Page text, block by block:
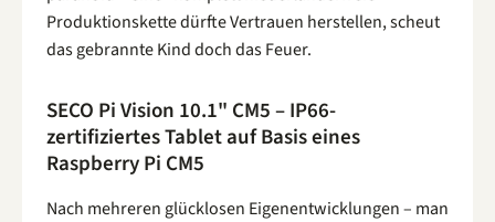
Produktionskette dürfte Vertrauen herstellen, scheut
das gebrannte Kind doch das Feuer.
SECO Pi Vision 10.1" CM5 – IP66-
zertifiziertes Tablet auf Basis eines
Raspberry Pi CM5
Nach mehreren glücklosen Eigenentwicklungen – man